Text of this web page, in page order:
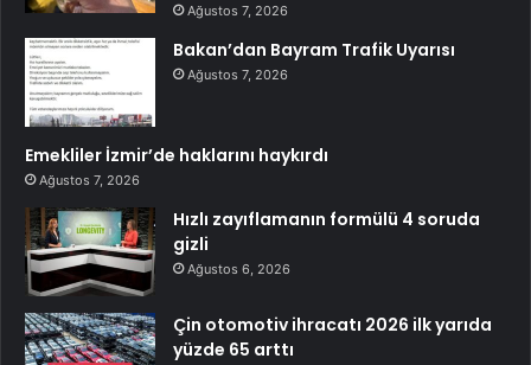
Ağustos 7, 2026
Bakan’dan Bayram Trafik Uyarısı
Ağustos 7, 2026
Emekliler İzmir’de haklarını haykırdı
Ağustos 7, 2026
Hızlı zayıflamanın formülü 4 soruda
gizli
Ağustos 6, 2026
Çin otomotiv ihracatı 2026 ilk yarıda
yüzde 65 arttı